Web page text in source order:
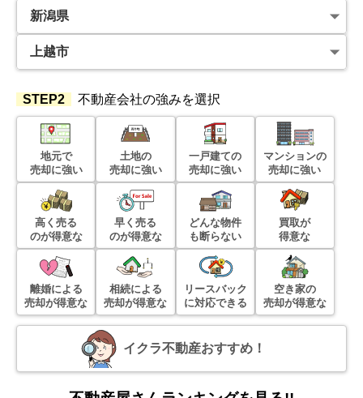
STEP2 不動産会社の強みを選択
地元で
売却に強い
土地の
売却に強い
一戸建ての
売却に強い
マンションの
売却に強い
高く売る
のが得意な
早く売る
のが得意な
どんな物件
も断らない
買取が
得意な
離婚による
売却が得意な
相続による
売却が得意な
リースバック
に対応できる
空き家の
売却が得意な
イクラ不動産おすすめ！